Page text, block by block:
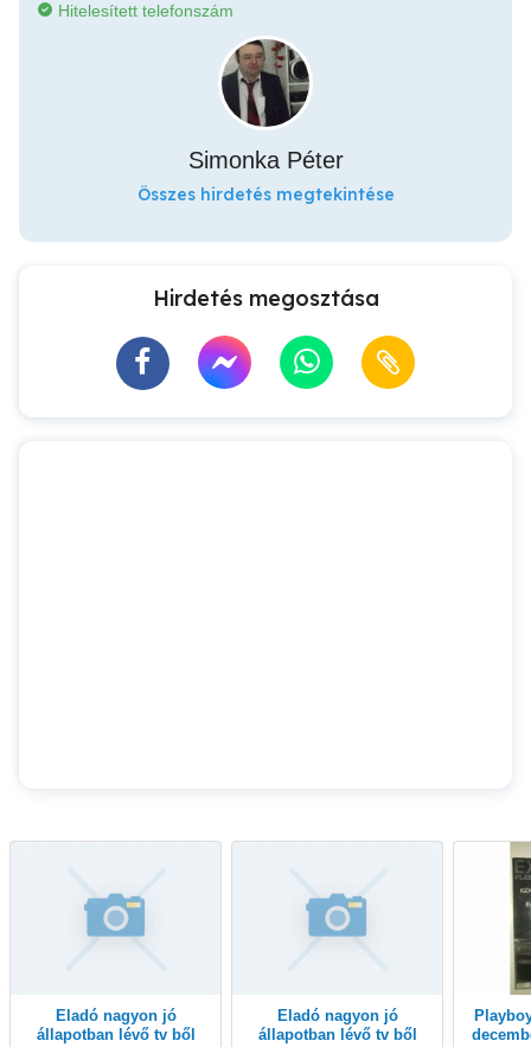
Hitelesített telefonszám
Simonka Péter
Összes hirdetés megtekintése
Hirdetés megosztása
Eladó nagyon jó
állapotban lévő tv ből
Eladó nagyon jó
állapotban lévő tv ből
Playboy magazin 2006.